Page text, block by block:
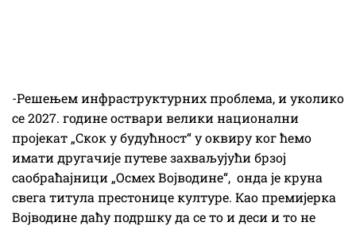
-Решењем инфраструктурних проблема, и уколико
се 2027. године оствари велики национални
пројекат „Скок у будућност“ у оквиру ког ћемо
имати другачије путеве захваљујући брзој
саобраћајници „Осмех Војводине“, онда је круна
свега титула престонице културе. Као премијерка
Војводине даћу подршку да се то и деси и то не